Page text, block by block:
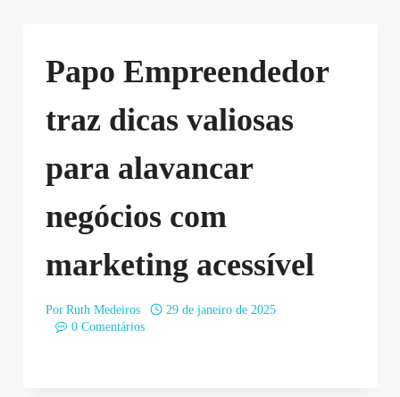
Papo Empreendedor
traz dicas valiosas
para alavancar
negócios com
marketing acessível
Por Ruth Medeiros
29 de janeiro de 2025
0 Comentários